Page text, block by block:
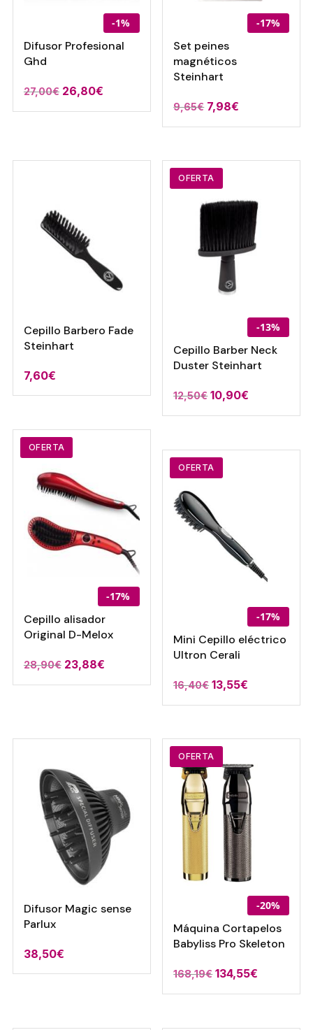
-1%
Difusor Profesional
Ghd
27,00€ El
precio
27,00€.
26,80€El
precio
26,80€.
-17%
Set peines
magnéticos
Steinhart
9,65€ El
precio
era:
9,65€.
7,98€
precio
es:
Cepillo Barbero Fade
Steinhart
7,60€
OFERTA
-13%
Cepillo Barber Neck
Duster Steinhart
12,50€ El
precio
era:
12,50€.
10,90€
precio
es:
OFERTA
-17%
Cepillo alisador
Original D-Melox
28,90€ El
precio
28,90€.
23,88€El
precio
23,88€.
OFERTA
-17%
Mini Cepillo eléctrico
Ultron Cerali
16,40€ El
precio
era:
16,40€.
13,55€
precio
es:
Difusor Magic sense
Parlux
38,50€
OFERTA
-20%
Máquina Cortapelos
Babyliss Pro Skeleton
168,19€ El
precio
134,55€
precio